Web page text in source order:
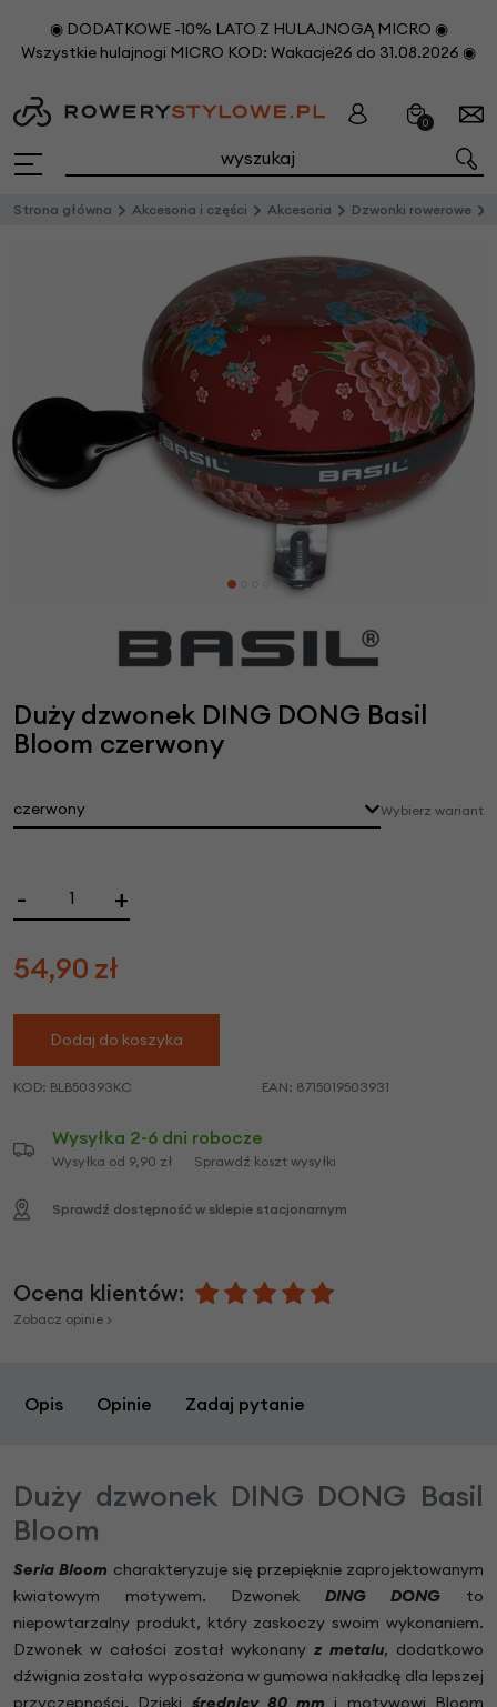
◉ DODATKOWE -10% LATO Z HULAJNOGĄ MICRO ◉
Wszystkie hulajnogi MICRO KOD: Wakacje26 do 31.08.2026 ◉
0
Strona główna Akcesoria i części Akcesoria Dzwonki rowerowe
Duży dzwonek DING DONG Basil
Bloom czerwony
czerwony Wybierz wariant
- +
54,90 zł
Dodaj do koszyka
KOD: BLB50393KC EAN: 8715019503931
Wysyłka 2-6 dni robocze
Wysyłka od 9,90 zł Sprawdź koszt wysyłki
Sprawdź dostępność w sklepie stacjonarnym
Ocena klientów:
Zobacz opinie >
Opis Opinie Zadaj pytanie
Duży dzwonek DING DONG Basil
Bloom
Seria Bloom charakteryzuje się przepięknie zaprojektowanym
kwiatowym motywem. Dzwonek DING DONG to
niepowtarzalny produkt, który zaskoczy swoim wykonaniem.
Dzwonek w całości został wykonanyz metalu, dodatkowo
dźwignia została wyposażona w gumowa nakładkę dla lepszej
przyczepności. Dzięki średnicy 80 mm i motywowi Bloom